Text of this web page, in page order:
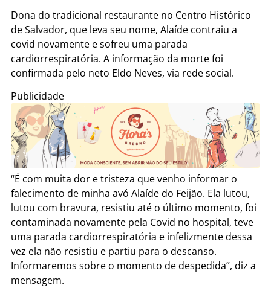
Dona do tradicional restaurante no Centro Histórico
de Salvador, que leva seu nome, Alaíde contraiu a
covid novamente e sofreu uma parada
cardiorrespiratória. A informação da morte foi
confirmada pelo neto Eldo Neves, via rede social.
Publicidade
“É com muita dor e tristeza que venho informar o
falecimento de minha avó Alaíde do Feijão. Ela lutou,
lutou com bravura, resistiu até o último momento, foi
contaminada novamente pela Covid no hospital, teve
uma parada cardiorrespiratória e infelizmente dessa
vez ela não resistiu e partiu para o descanso.
Informaremos sobre o momento de despedida”, diz a
mensagem.